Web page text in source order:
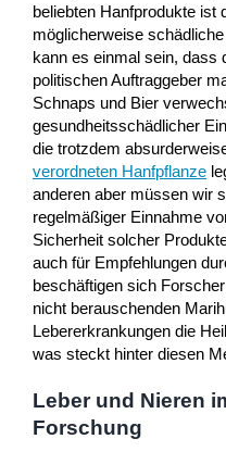
beliebten Hanfprodukte ist
möglicherweise
kann es einmal sein, dass
politischen Auftraggeber
Schnaps und Bier
gesundheitsschädlicher
die trotzdem
verordneten Hanfpflanze
anderen aber müssen wir
regelmäßiger Einnahme
Sicherheit solcher
auch für Empfehlungen
beschäftigen sich
nicht berauschenden
Lebererkrankungen die
was steckt hinter diesen
Leber und Nieren
Forschung